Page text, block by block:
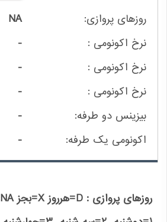
NA
-
-
-
-
-